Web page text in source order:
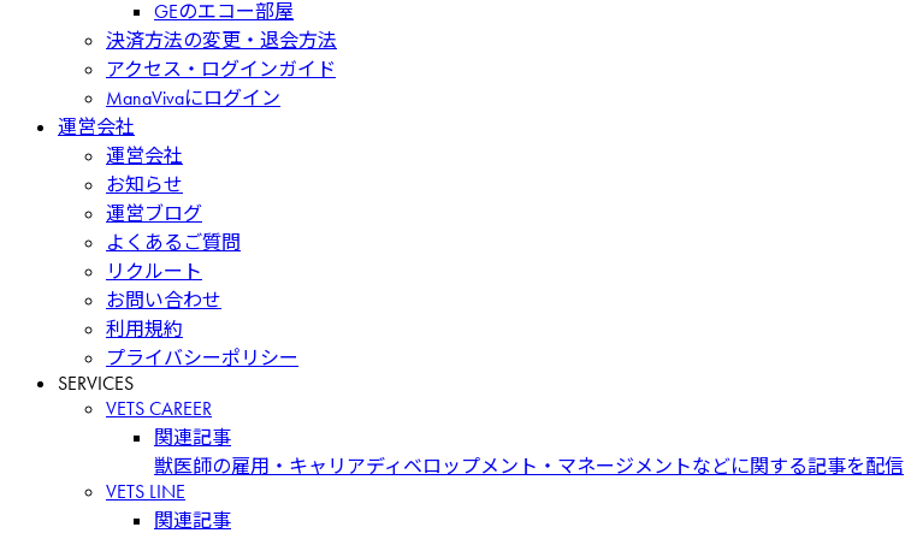
GEのエコー部屋
決済方法の変更・退会方法
アクセス・ログインガイド
ManaVivaにログイン
運営会社
運営会社
お知らせ
運営ブログ
よくあるご質問
リクルート
お問い合わせ
利用規約
プライバシーポリシー
SERVICES
VETS CAREER
関連記事
獣医師の雇用・キャリアディベロップメント・マネージメントなどに関する記事を配信
VETS LINE
関連記事